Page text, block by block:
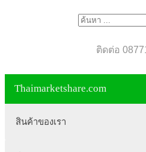
ติดต่อ
Thaimarketshare.com
สินค้าของเรา